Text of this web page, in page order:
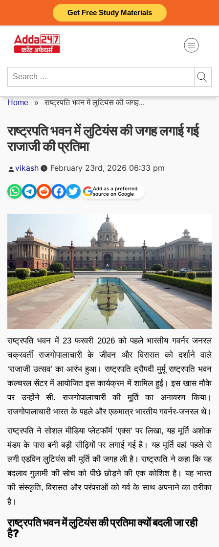
Get Free Study Materials
content
Search
Home »राष्ट्रपति भवन में लुटियंस की जगह...
राष्ट्रपति भवन में लुटियंस की जगह लगाई गई
राजाजी की प्रतिमा
Posted
vikash February 23rd, 2026 06:33 pm
Add as a preferred
source on Google
राष्ट्रपति भवन में 23 फरवरी 2026 को पहले भारतीय गवर्नर जनरल
चक्रवर्ती राजगोपालाचारी के जीवन और विरासत को दर्शाने वाले
‘राजाजी उत्सव’ का आरंभ हुआ। राष्ट्रपति द्रौपदी मुर्मू राष्ट्रपति भवन
कल्चरल सेंटर में आयोजित इस कार्यक्रम में शामिल हुईं। इस खास मौके
पर उन्होंने सी. राजगोपालाचारी की मूर्ति का अनावरण किया।
राजगोपालाचारी भारत के पहले और एकमात्र भारतीय गवर्नर-जनरल थे।
राष्ट्रपति ने सोशल मीडिया प्लेटफॉर्म ‘एक्स’ पर लिखा, यह मूर्ति अशोक
मंडप के पास बनी बड़ी सीढ़ियों पर लगाई गई है। यह मूर्ति वहां पहले से
लगी एडविन लुटियंस की मूर्ति की जगह ली है। राष्ट्रपति ने कहा कि यह
बदलाव गुलामी की सोच को पीछे छोड़ने की एक कोशिश है। यह भारत
की संस्कृति, विरासत और परंपराओं को गर्व के साथ अपनाने का तरीका
है।
राष्ट्रपति भवन में लुटियंस की प्रतिमा क्यों बदली जा रही
है?